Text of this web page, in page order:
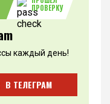
ПРОВЕРКУ
каждый день!
В ТЕЛЕГРАМ